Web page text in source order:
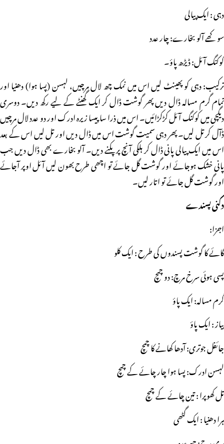
دہی : ایک پیالی
سوکھے آلو بخارے: چار عدد
کوکنگ آئل: ڈیڑھ پاؤ۔
ترکیب: دہی کو پھینٹ لیں اس میں نمک چھ لال مرچیں، لہسن (پسا ہوا) دھنیا اور
تمام گرم مسالہ ڈال دیں پھر گوشت ڈال کر ایک گھنٹے کے لیے رکھ دیں۔ دوسری
دیگچی میں کوکنگ آئل کڑکڑائیں۔ اس میں ذرا سا پیسا زیرہ ادرک اور دو عدد لال مرچیں
ڈآل کر تل لیں۔ پھر دہی سمیت گوشت اس میں ڈال دیں اور تل لیں اس کے بعد
اس میں ایک پیالی پانی ڈال کر ہلکی آنچ پر پکنے دیں۔ آلو بخارے بھی ڈال دیں جب
پانی خشک ہوجائے اور گوشت گل جائے تو اچھی طرح بھون لیں آئل اوپر آجائے
اور گوشت گل جائے تو اتار لیں۔
دکنی پسندے
اجزا:
گائے کا گوشت پسندوں کی طرح : ایک کلو
پسی ہوئی سرخ مرچ: دو چمچ
گرم مسالہ: ایک پاؤ
پیاز : ایک پاؤ
جائفل جوتری: آدھا کھانے کا چمچ
لہسن ادرک: پسا ہوا چار چائے کے چمچ
تل کھوپرا : تین چائے کے چمچ
ہرا دھنیا : ایک گٹھی